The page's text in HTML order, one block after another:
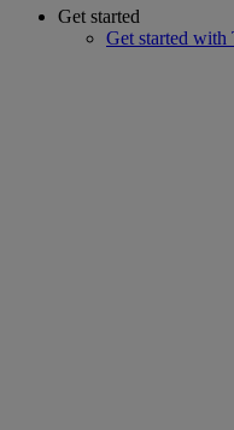
Get started
Get started with